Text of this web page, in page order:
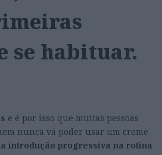
se habituar.
e é por isso que muitas pessoas
nunca vá poder usar um creme
introdução progressiva na rotina